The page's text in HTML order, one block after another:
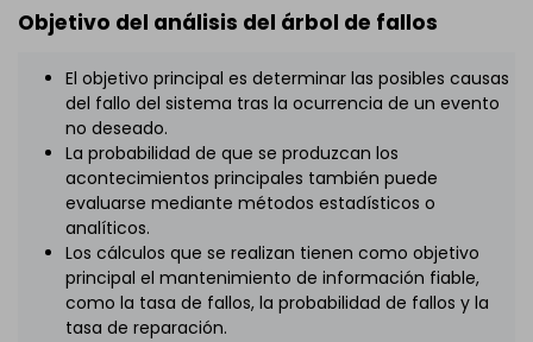
Objetivo del análisis del árbol de fallos
El objetivo principal es determinar las posibles causas
del fallo del sistema tras la ocurrencia de un evento
no deseado.
La probabilidad de que se produzcan los
acontecimientos principales también puede
evaluarse mediante métodos estadísticos o
analíticos.
Los cálculos que se realizan tienen como objetivo
principal el mantenimiento de información fiable,
como la tasa de fallos, la probabilidad de fallos y la
tasa de reparación.